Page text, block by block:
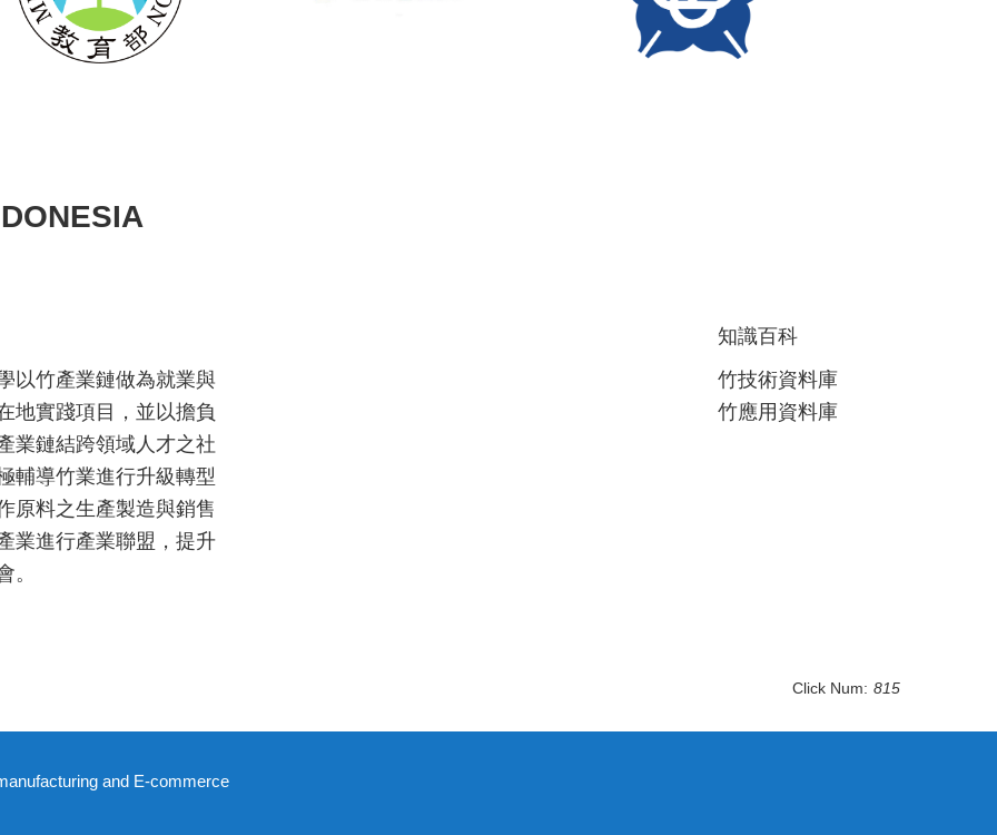
以竹產業鏈做為就業與
地實踐項目，並以擔負
業鏈結跨領域人才之社
輔導竹業進行升級轉型
原料之生產製造與銷售
業進行產業聯盟，提升
。
知識百科
竹技術資料庫
竹應用資料庫
Click Num: 815
and E-commerce